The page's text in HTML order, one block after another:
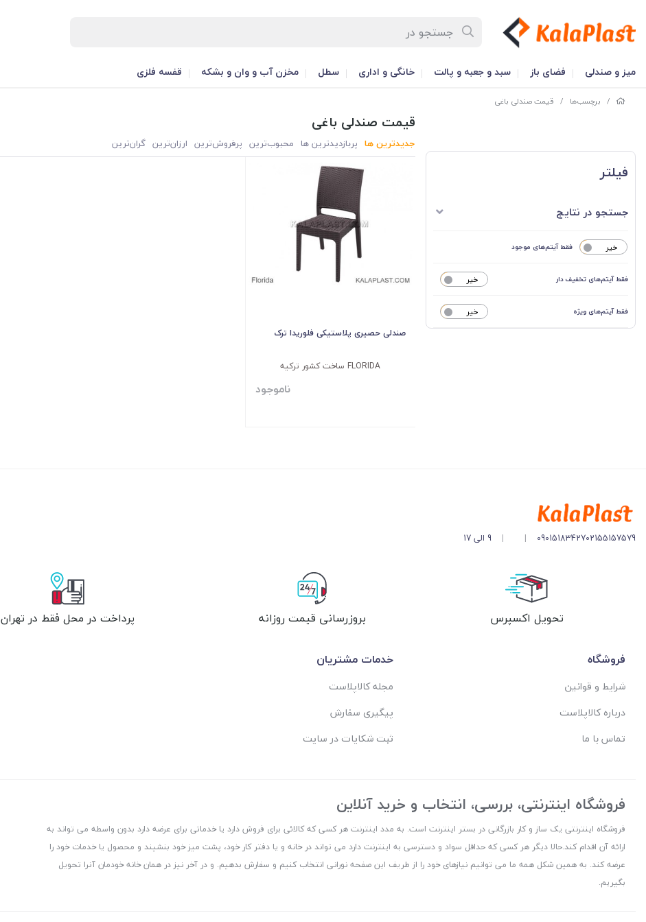
میز و صندلی فضای باز سبد و جعبه و پالت خانگی و اداری سطل مخزن آب و وان و بشکه قفسه فلزی
/ برچسب‌ها / قیمت صندلی باغی
فیلتر
جستجو در نتایج
خیر فقط آیتم‌های موجود
خیر فقط آیتم‌های تخفیف دار
خیر فقط آیتم‌های ویژه
قیمت صندلی باغی
جدیدترین ها پربازدیدترین ها محبوب‌‌ترین پرفروش‌ترین ارزان‌ترین گران‌ترین
صندلی حصیری پلاستیکی فلوریدا ترک
FLORIDA ساخت کشور ترکیه
ناموجود
02155157579
09015183427
|
| 9 الی 17
تحویل اکسپرس بروزرسانی قیمت روزانه پرداخت در محل فقط در تهران
فروشگاه
شرایط و قوانین
درباره کالاپلاست
تماس با ما
خدمات مشتریان
مجله کالاپلاست
پیگیری سفارش
ثبت شکایات در سایت
فروشگاه اینترنتی، بررسی، انتخاب و خرید آنلاین
فروشگاه اینترنتی یک ساز و کار بازرگانی در بستر اینترنت است. به مدد اینترنت هر کسی که کالائی برای فروش دارد یا خدماتی برای عرضه دارد بدون واسطه می تواند به
ارائه آن اقدام کند.حالا دیگر هر کسی که حداقل سواد و دسترسی به اینترنت دارد می تواند در خانه و یا دفتر کار خود، پشت میز خود بنشیند و محصول یا خدمات خود را
عرضه کند. به همین شکل همه ما می توانیم نیازهای خود را از طریف این صفحه نورانی انتخاب کنیم و سفارش بدهیم. و در آخر نیز در همان خانه خودمان آنرا تحویل
بگیریم.